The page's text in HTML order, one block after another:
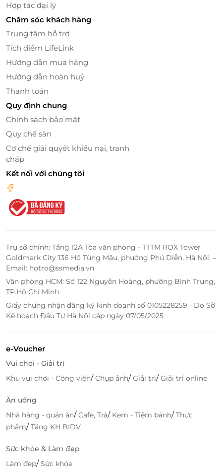
trong không gian sang trọng, đầm ấm.
Vị trí vàng – Gần sân bay, trung tâm Tân Bình
Tọa lạc ngay trung tâm quận Tân Bình và
sân bay Tân Sơn Nhất vài phút di chuyển
Airport sở hữu vị trí vô cùng thuận tiện. Từ đây, bạn
có thể dễ dàng tiếp cận các khu mua sắm sầm uất,
Tiện ích hiện đại – Dành cho kỳ nghỉ hoàn hảo
Không chỉ là nơi nghỉ ngơi, TTC Hotel còn mang đến
những tiện ích đa dạng như:
Phòng gym miễn phí
bản, sạch sẽ, với tầm nhìn hướng ra thành phố –
giúp bạn duy trì thói quen rèn luyện dù đang đi
công tác hay du lịch.
Hợp tác đại lý
Chăm sóc khách hàng
Trung tâm hỗ trợ
Tích điểm LifeLink
Hướng dẫn mua hàng
Hướng dẫn hoàn huỷ
Thanh toán
Quy định chung
Chính sách bảo mật
Quy chế sàn
Cơ chế giải quyết khiếu nại, tranh
chấp
Kết nối với chúng tôi
Trụ sở chính: Tầng 12A Tòa văn phòng - TTTM ROX Tower
Goldmark City 136 Hồ Tùng Mậu, phường Phú Diễn, Hà Nội. –
Email: hotro@ssmedia.vn
Văn phòng HCM: Số 122 Nguyễn Hoàng, phường Bình Trưng,
TP.Hồ Chí Minh
Giấy chứng nhận đăng ký kinh doanh số 0105228259 - Do Sở
Kế hoạch Đầu Tư Hà Nội cấp ngày 07/05/2025
e-Voucher
Vui chơi - Giải trí
Khu vui chơi - Công viên/Chụp ảnh/Giải trí/Giải trí online
Ăn uống
Nhà hàng - quán ăn/Cafe, Trà/ Kem - Tiệm bánh/Thực
phẩm/Tặng KH BIDV
Sức khỏe & Làm đẹp
Làm đẹp/Sức khỏe